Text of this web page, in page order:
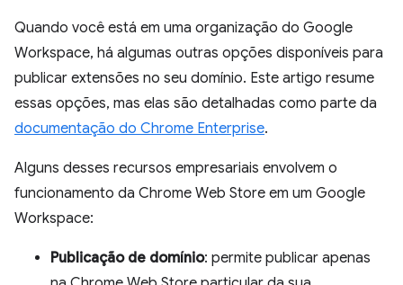
Quando você está em uma organização do Google
Workspace, há algumas outras opções disponíveis para
publicar extensões no seu domínio. Este artigo resume
essas opções, mas elas são detalhadas como parte da
documentação do Chrome Enterprise.
Alguns desses recursos empresariais envolvem o
funcionamento da Chrome Web Store em um Google
Workspace:
Publicação de domínio: permite publicar apenas